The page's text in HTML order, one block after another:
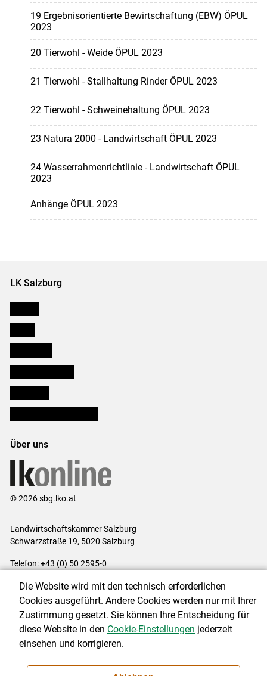
19 Ergebnisorientierte Bewirtschaftung (EBW) ÖPUL
2023
20 Tierwohl - Weide ÖPUL 2023
21 Tierwohl - Stallhaltung Rinder ÖPUL 2023
22 Tierwohl - Schweinehaltung ÖPUL 2023
23 Natura 2000 - Landwirtschaft ÖPUL 2023
24 Wasserrahmenrichtlinie - Landwirtschaft ÖPUL
2023
Anhänge ÖPUL 2023
LK Salzburg
Über uns
© 2026 sbg.lko.at
Landwirtschaftskammer Salzburg
Schwarzstraße 19, 5020 Salzburg
Telefon: +43 (0) 50 2595-0
Impressum|Kontakt|Datenschutzerklärung|Barrierefreiheit|
Cookie-Einstellungen
NEWSLETTER
Die Website wird mit den technisch erforderlichen
Cookies ausgeführt. Andere Cookies werden nur mit Ihrer
Zustimmung gesetzt. Sie können Ihre Entscheidung für
diese Website in den Cookie-Einstellungen jederzeit
einsehen und korrigieren.